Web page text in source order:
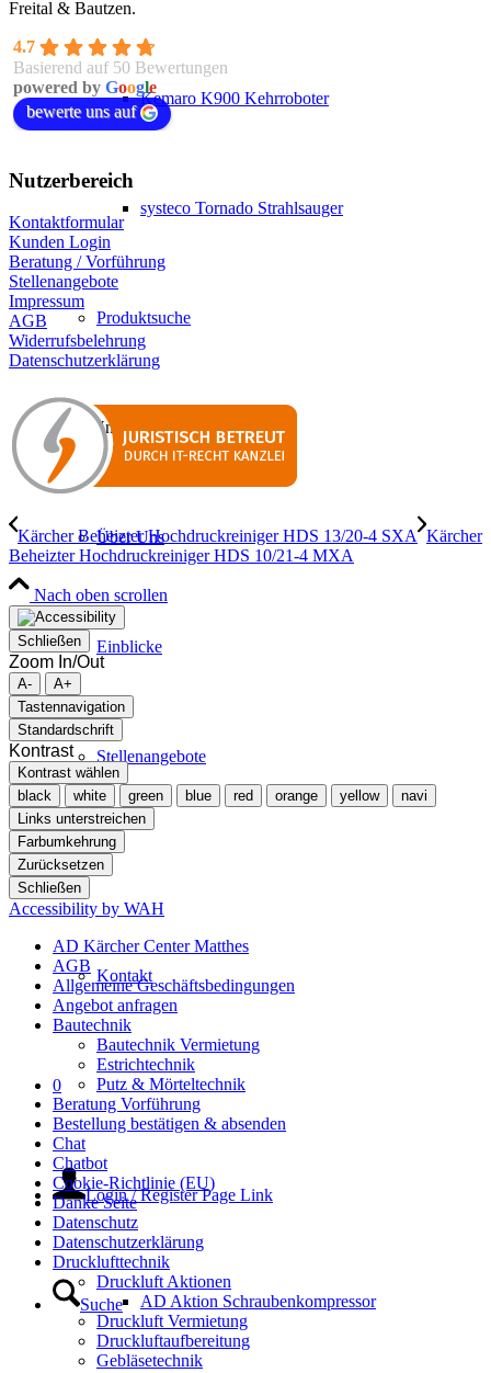
Kemaro K900 Kehrroboter
systeco Tornado Strahlsauger
Produktsuche
Über Uns
Über Uns
Einblicke
Stellenangebote
Kontakt
Kontakt
0
Login / Register Page Link
Suche
Freital & Bautzen.
4.7
Basierend auf 50 Bewertungen
powered by Google
bewerte uns auf
Nutzerbereich
Kontaktformular
Kunden Login
Beratung / Vorführung
Stellenangebote
Impressum
AGB
Widerrufsbelehrung
Datenschutzerklärung
Kärcher Beheizter Hochdruckreiniger HDS 13/20-4 SXA Kärcher
Beheizter Hochdruckreiniger HDS 10/21-4 MXA
Nach oben scrollen
Schließen
Zoom In/Out
A-
A+
Tastennavigation
Standardschrift
Kontrast
Kontrast wählen
black
white green blue red orange yellow
navi
Links unterstreichen
Farbumkehrung
Zurücksetzen
Schließen
Accessibility by WAH
AD Kärcher Center Matthes
AGB
Allgemeine Geschäftsbedingungen
Angebot anfragen
Bautechnik
Bautechnik Vermietung
Estrichtechnik
Putz & Mörteltechnik
Beratung Vorführung
Bestellung bestätigen & absenden
Chat
Chatbot
Cookie-Richtlinie (EU)
Danke Seite
Datenschutz
Datenschutzerklärung
Drucklufttechnik
Druckluft Aktionen
AD Aktion Schraubenkompressor
Druckluft Vermietung
Druckluftaufbereitung
Gebläsetechnik